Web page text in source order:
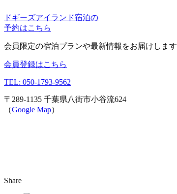
ドギーズアイランド宿泊の
予約はこちら
会員限定の宿泊プランや最新情報をお届けします
会員登録はこちら
TEL: 050-1793-9562
〒289-1135 千葉県八街市小谷流624
（Google Map）
Share